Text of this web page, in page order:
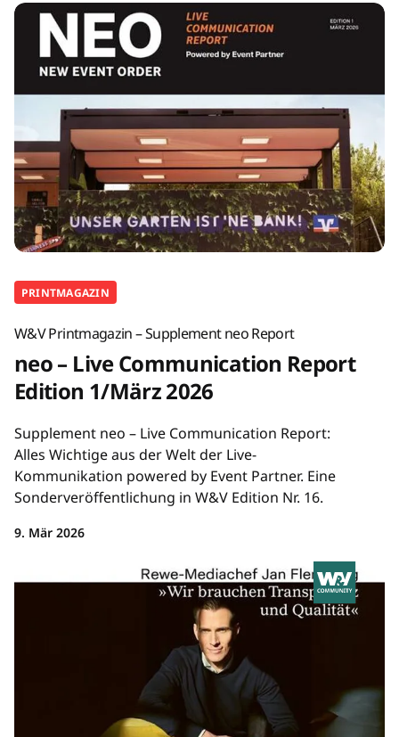
PRINTMAGAZIN
W&V Printmagazin – Supplement neo Report
neo – Live Communication Report
Edition 1/März 2026
Supplement neo – Live Communication Report:
Alles Wichtige aus der Welt der Live-
Kommunikation powered by Event Partner. Eine
Sonderveröffentlichung in W&V Edition Nr. 16.
9. Mär 2026